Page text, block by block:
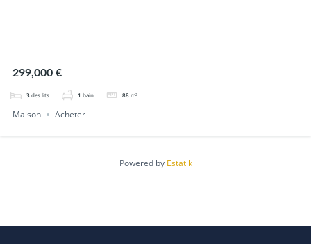
299,000 €
3 des lits 1 bain 88 m²
Maison Acheter
Powered by Estatik